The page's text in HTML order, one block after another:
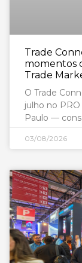
Trade
momentos
Trade
O Trade
julho no
Paulo —
03/08/2026